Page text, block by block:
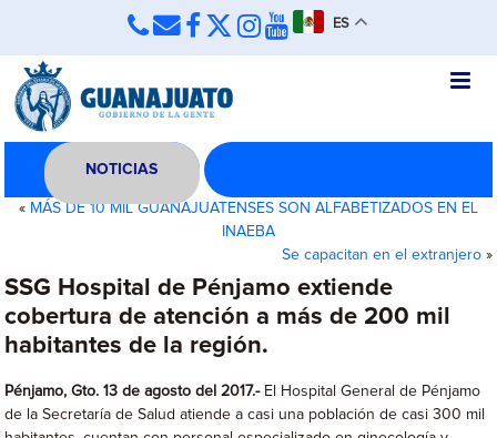
ES
NOTICIAS
« MÁS DE 10 MIL GUANAJUATENSES SON ALFABETIZADOS EN EL
INAEBA
Se capacitan en el extranjero»
SSG Hospital de Pénjamo extiende
cobertura de atención a más de 200 mil
habitantes de la región.
Pénjamo, Gto. 13 de agosto del 2017.- El Hospital General de Pénjamo
de la Secretaría de Salud atiende a casi una población de casi 300 mil